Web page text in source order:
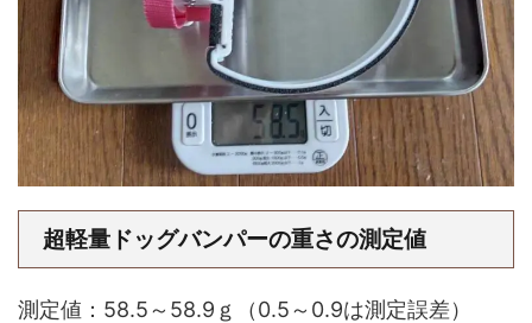
超軽量ドッグバンパーの重さの測定値
測定値：58.5～58.9ｇ（0.5～0.9は測定誤差）